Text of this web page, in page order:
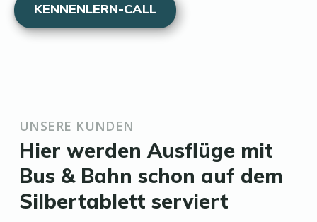
KENNENLERN-CALL
UNSERE KUNDEN
Hier werden Ausflüge mit
Bus & Bahn schon auf dem
Silbertablett serviert